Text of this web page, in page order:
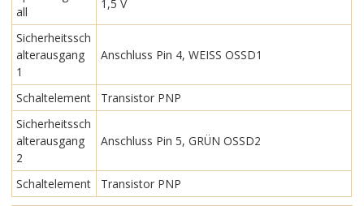
all
1,5 V
Sicherheitssch
alterausgang
1
Anschluss Pin 4, WEISS OSSD1
Schaltelement
Transistor PNP
Sicherheitssch
alterausgang
2
Anschluss Pin 5, GRÜN OSSD2
Schaltelement Transistor PNP